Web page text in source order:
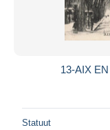
13-AIX
Statuut